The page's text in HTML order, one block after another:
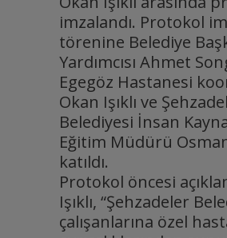
imzalandı. Protokol
törenine Belediye
Yardımcısı Ahmet
Egegöz Hastanesi
Okan Işıklı ve
Belediyesi İnsan
Eğitim Müdürü
katıldı.
Protokol öncesi
Işıklı, “Şehzadeler
çalışanlarına özel